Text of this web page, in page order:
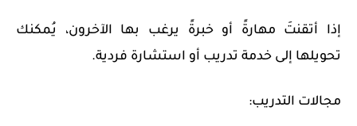
إذا أتقنتَ مهارةً أو خبرةً يرغب بها الآخرون، يُمكنك
تحويلها إلى خدمة تدريب أو استشارة فردية.
مجالات التدريب: